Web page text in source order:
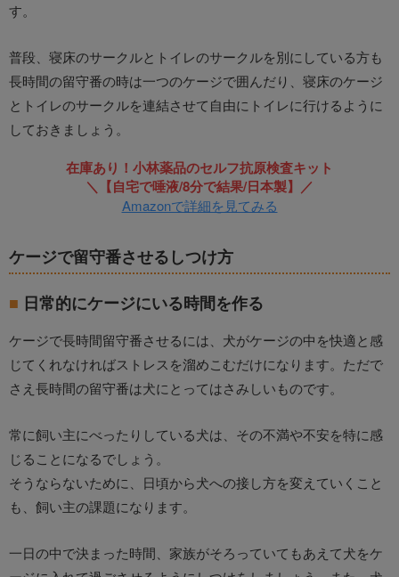
す。
普段、寝床のサークルとトイレのサークルを別にしている方も
長時間の留守番の時は一つのケージで囲んだり、寝床のケージ
とトイレのサークルを連結させて自由にトイレに行けるように
しておきましょう。
在庫あり！小林薬品のセルフ抗原検査キット
＼【自宅で唾液/8分で結果/日本製】／
Amazonで詳細を見てみる
ケージで留守番させるしつけ方
日常的にケージにいる時間を作る
ケージで長時間留守番させるには、犬がケージの中を快適と感
じてくれなければストレスを溜めこむだけになります。ただで
さえ長時間の留守番は犬にとってはさみしいものです。
常に飼い主にべったりしている犬は、その不満や不安を特に感
じることになるでしょう。
そうならないために、日頃から犬への接し方を変えていくこと
も、飼い主の課題になります。
一日の中で決まった時間、家族がそろっていてもあえて犬をケ